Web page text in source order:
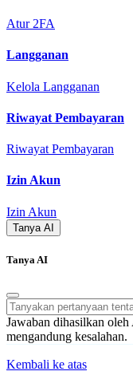
Atur 2FA
Langganan
Kelola Langganan
Riwayat Pembayaran
Riwayat Pembayaran
Izin Akun
Izin Akun
Tanya AI
Tanya AI
Jawaban dihasilkan
mengandung kesalahan.
Kembali ke atas